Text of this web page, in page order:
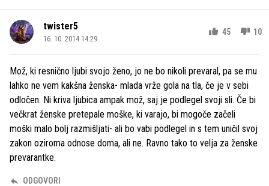
twister5
16. 10. 2014 14.29
45 10
Mož, ki resnično ljubi svojo ženo, jo ne bo nikoli prevaral, pa se mu
lahko ne vem kakšna ženska- mlada vrže gola na tla, če je v sebi
odločen. Ni kriva ljubica ampak mož, saj je podlegel svoji sli. Če bi
večkrat ženske pretepale moške, ki varajo, bi mogoče začeli
moški malo bolj razmišljati- ali bo vabi podlegel in s tem uničil svoj
zakon oziroma odnose doma, ali ne. Ravno tako to velja za ženske
prevarantke.
ODGOVORI